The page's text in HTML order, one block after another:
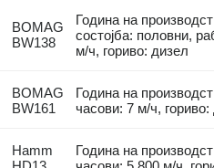
BOMAG
BW138
Година на
состојба: половни,
м/ч, гориво: дизел
BOMAG
BW161
Година на
часови: 7 м/ч, гориво:
Hamm
Година на